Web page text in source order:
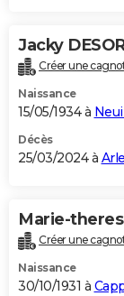
Jacky
Créer une
Naissance
15/05/1934 à
Décès
25/03/2024 à
Marie-
Créer une
Naissance
30/10/1931 à